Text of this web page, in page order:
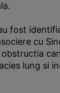
fost
cu
lung si